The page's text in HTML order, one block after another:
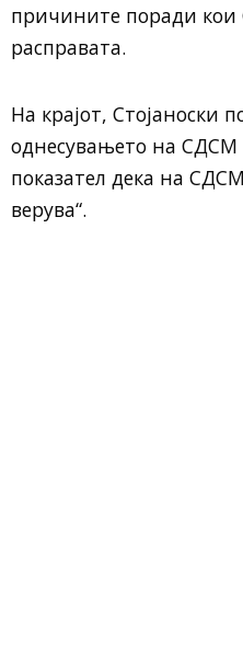
причините поради кои
расправата.
На крајот, Стојаноски
однесувањето на СДСМ
показател дека на
верува“.